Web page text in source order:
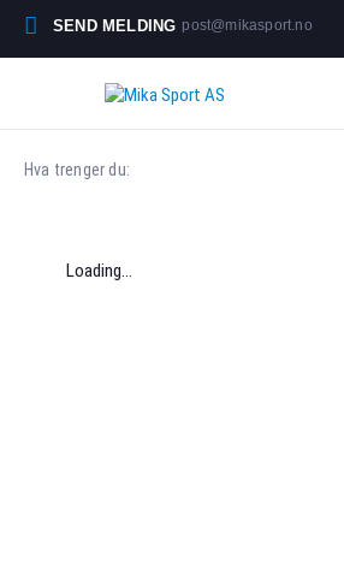
SEND MELDING post@mikasport.no
Loading...